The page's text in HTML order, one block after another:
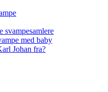
svampesamlere
med baby
Johan fra?